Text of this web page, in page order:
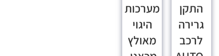
התקן
גרירה
לרכב
מערכות
היגוי
מאולץ